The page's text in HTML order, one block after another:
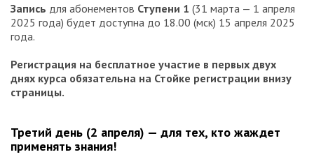
Запись для абонементов Ступени 1 (31 марта — 1 апреля
2025 года) будет доступна до 18.00 (мск) 15 апреля 2025
года.
Регистрация на бесплатное участие в первых двух
днях курса обязательна на Стойке регистрации внизу
страницы.
Третий день (2 апреля) — для тех, кто жаждет
применять знания!